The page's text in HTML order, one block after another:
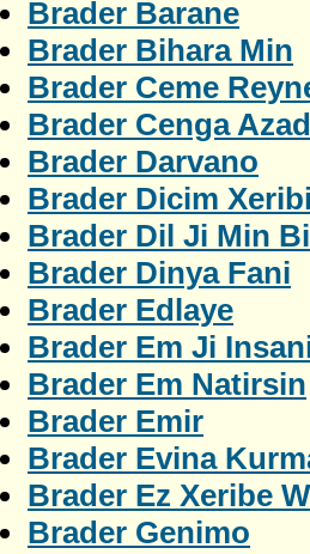
Brader Barane
Brader Bihara Min
Brader Ceme
Brader Cenga
Brader Darvano
Brader Dicim
Brader Dil Ji Min
Brader Dinya Fani
Brader Edlaye
Brader Em Ji
Brader Em Natirsin
Brader Emir
Brader Evina
Brader Ez Xeribe
Brader Genimo